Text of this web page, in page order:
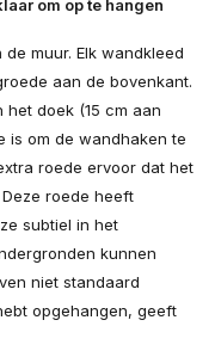
om op te hangen
muur. Elk wandkleed
aan de bovenkant.
doek (15 cm aan
is om de wandhaken te
roede ervoor dat het
roede heeft
subtiel in het
kunnen
niet standaard
opgehangen, geeft